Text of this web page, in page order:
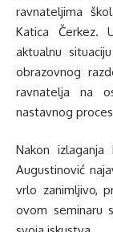
ravnateljima
Katica Čerkez.
aktualnu
obrazovnog
ravnatelja na
nastavnog
Nakon izlaganja
Augustinović
vrlo zanimljivo,
ovom seminaru